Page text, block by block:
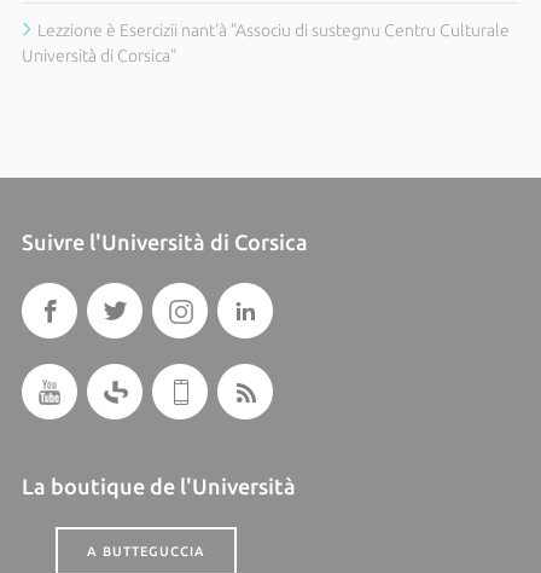
Lezzione è Esercizii nant'à "Associu di sustegnu Centru Culturale
Università di Corsica"
Suivre l'Università di Corsica
La boutique de l'Università
A BUTTEGUCCIA